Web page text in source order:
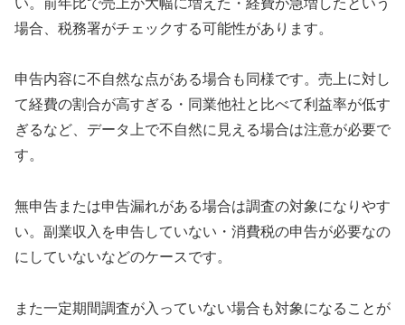
場合、税務署がチェックする可能性があります。
申告内容に不自然な点がある場合も同様です。売上に対し
て経費の割合が高すぎる・同業他社と比べて利益率が低す
ぎるなど、データ上で不自然に見える場合は注意が必要で
す。
無申告または申告漏れがある場合は調査の対象になりやす
い。副業収入を申告していない・消費税の申告が必要なの
にしていないなどのケースです。
また一定期間調査が入っていない場合も対象になることが